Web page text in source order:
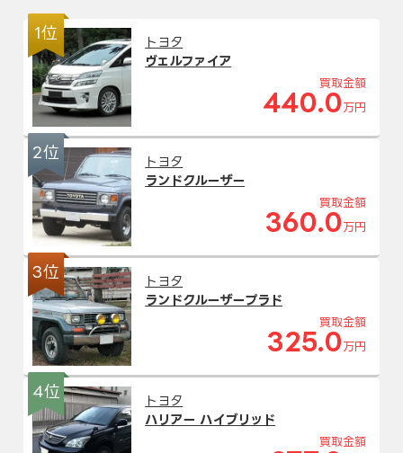
1位
トヨタ
ヴェルファイア
買取金額
440.0 万円
2位
トヨタ
ランドクルーザー
買取金額
360.0 万円
3位
トヨタ
ランドクルーザープラド
買取金額
325.0 万円
4位
トヨタ
ハリアー ハイブリッド
買取金額